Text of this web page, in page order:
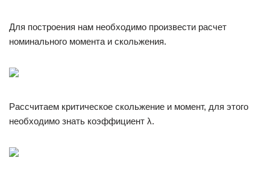
Для построения нам необходимо произвести расчет
номинального момента и скольжения.
Рассчитаем критическое скольжение и момент, для этого
необходимо знать коэффициент λ.